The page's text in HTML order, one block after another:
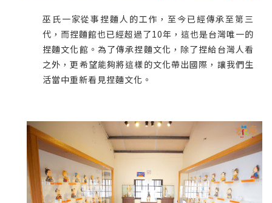
巫氏一家從事捏麵人的工作，至今已經傳承至第三
代，而捏麵館也已經超過了10年，這也是台灣唯一的
捏麵文化館。為了傳承捏麵文化，除了捏給台灣人看
之外，更希望能夠將這樣的文化帶出國際，讓我們生
活當中重新看見捏麵文化。